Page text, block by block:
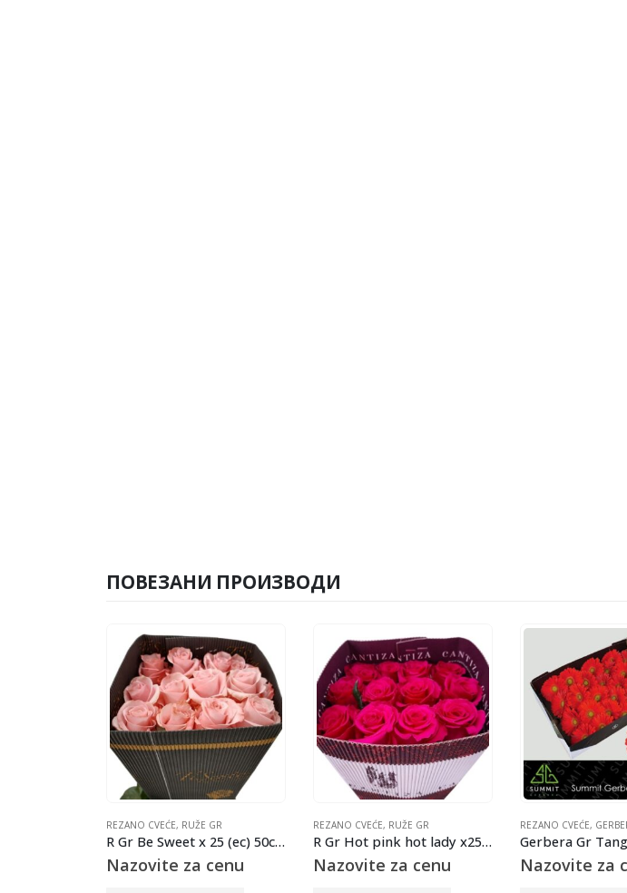
ПОВЕЗАНИ ПРОИЗВОДИ
REZANO CVEĆE, RUŽE GR
R Gr Be Sweet x 25 (ec) 50cm
Nazovite za cenu
REZANO CVEĆE, RUŽE GR
R Gr Hot pink hot lady x25 (ec)
Nazovite za cenu
REZANO CVEĆE,
Gerbera Gr
Nazovite za